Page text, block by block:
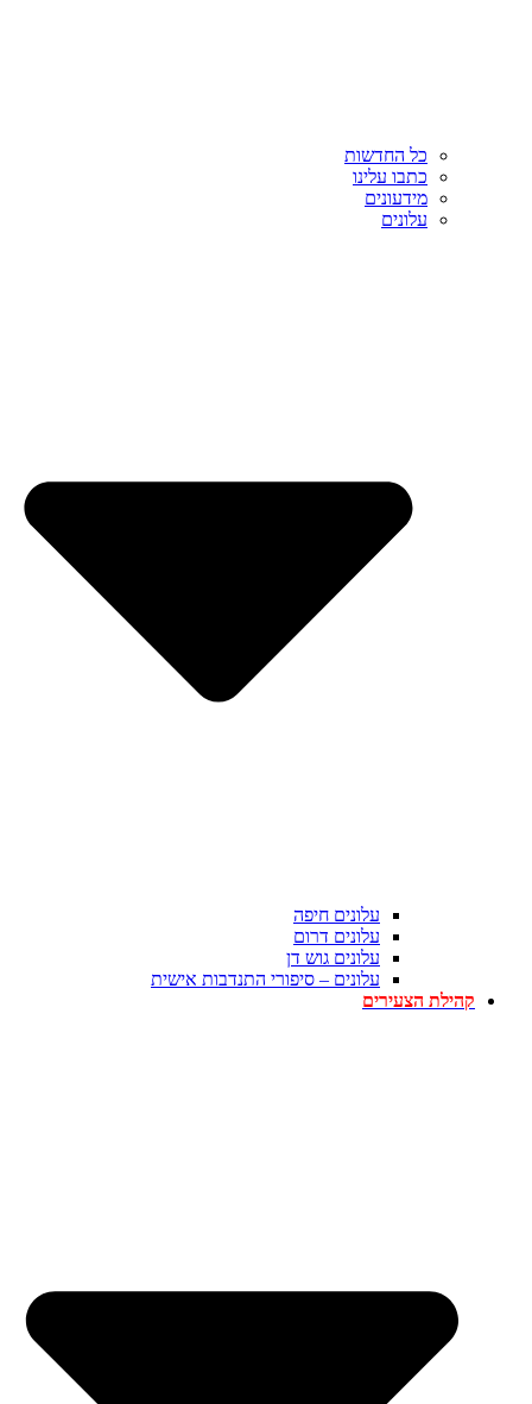
כל החדשות
כתבו עלינו
מידעונים
עלונים
עלונים חיפה
עלונים דרום
עלונים גוש דן
עלונים – סיפורי התנדבות אישית
קהילת הצעירים